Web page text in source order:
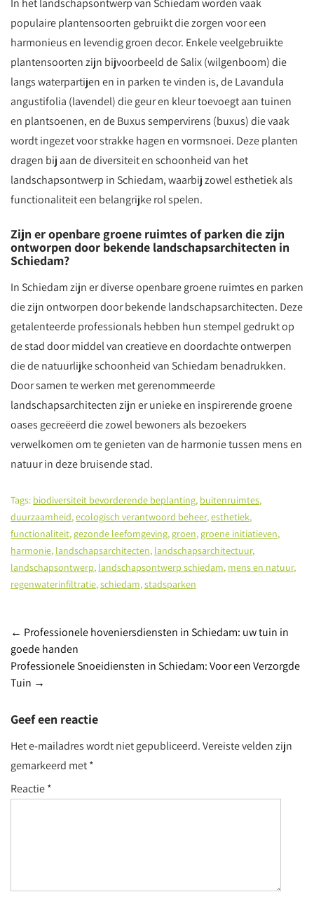
In het landschapsontwerp van Schiedam worden vaak
populaire plantensoorten gebruikt die zorgen voor een
harmonieus en levendig groen decor. Enkele veelgebruikte
plantensoorten zijn bijvoorbeeld de Salix (wilgenboom) die
langs waterpartijen en in parken te vinden is, de Lavandula
angustifolia (lavendel) die geur en kleur toevoegt aan tuinen
en plantsoenen, en de Buxus sempervirens (buxus) die vaak
wordt ingezet voor strakke hagen en vormsnoei. Deze planten
dragen bij aan de diversiteit en schoonheid van het
landschapsontwerp in Schiedam, waarbij zowel esthetiek als
functionaliteit een belangrijke rol spelen.
Zijn er openbare groene ruimtes of parken die zijn
ontworpen door bekende landschapsarchitecten in
Schiedam?
In Schiedam zijn er diverse openbare groene ruimtes en parken
die zijn ontworpen door bekende landschapsarchitecten. Deze
getalenteerde professionals hebben hun stempel gedrukt op
de stad door middel van creatieve en doordachte ontwerpen
die de natuurlijke schoonheid van Schiedam benadrukken.
Door samen te werken met gerenommeerde
landschapsarchitecten zijn er unieke en inspirerende groene
oases gecreëerd die zowel bewoners als bezoekers
verwelkomen om te genieten van de harmonie tussen mens en
natuur in deze bruisende stad.
Tags: biodiversiteit bevorderende beplanting, buitenruimtes,
duurzaamheid,ecologisch verantwoord beheer,esthetiek,
functionaliteit, gezonde leefomgeving, groen, groene initiatieven,
harmonie, landschapsarchitecten, landschapsarchitectuur,
landschapsontwerp, landschapsontwerp schiedam, mens en natuur,
regenwaterinfiltratie,schiedam,stadsparken
Berichtnavigatie
← Professionele hoveniersdiensten in Schiedam: uw tuin in
goede handen
Professionele Snoeidiensten in Schiedam: Voor een Verzorgde
Tuin →
Geef een reactie
Het e-mailadres wordt niet gepubliceerd.Vereiste velden zijn
gemarkeerd met*
Reactie*